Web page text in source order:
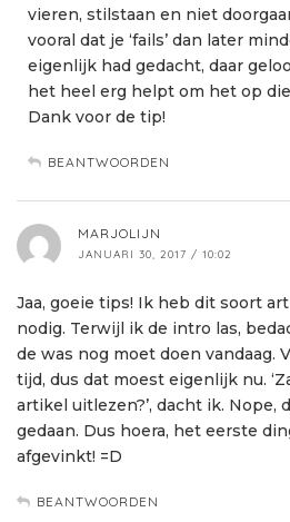
vieren, stilstaan en niet
vooral dat je ‘fails’ dan later
eigenlijk had gedacht, daar
het heel erg helpt om het op
Dank voor de tip!
BEANTWOORDEN
MARJOLIJN
JANUARI 30, 2017 / 10:02
Jaa, goeie tips! Ik heb dit soort
nodig. Terwijl ik de intro las,
de was nog moet doen vandaag.
tijd, dus dat moest eigenlijk nu.
artikel uitlezen?’, dacht ik. Nope,
gedaan. Dus hoera, het eerste
afgevinkt! =D
BEANTWOORDEN